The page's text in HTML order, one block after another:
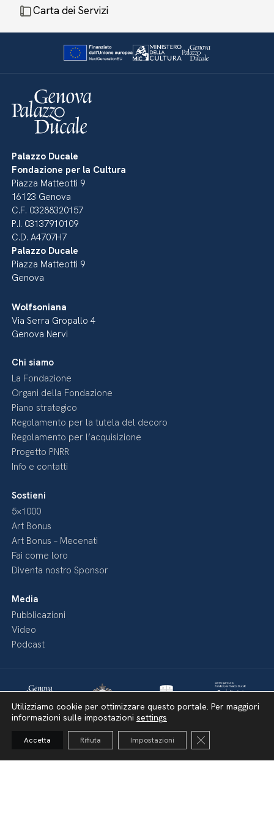
Carta dei Servizi
Palazzo Ducale
Fondazione per la Cultura
Piazza Matteotti 9
16123 Genova
C.F. 03288320157
P.I. 03137910109
C.D. A4707H7
Palazzo Ducale
Piazza Matteotti 9
Genova
Wolfsoniana
Via Serra Gropallo 4
Genova Nervi
Chi siamo
La Fondazione
Organi della Fondazione
Piano strategico
Regolamento per la tutela del decoro
Regolamento per l’acquisizione
Progetto PNRR
Info e contatti
Sostieni
5×1000
Art Bonus
Art Bonus – Mecenati
Fai come loro
Diventa nostro Sponsor
Media
Pubblicazioni
Video
Podcast
Utilizziamo cookie per ottimizzare questo portale. Per maggiori
informazioni sulle impostazioni settings
Accetta Rifiuta Impostazioni Close GDPR